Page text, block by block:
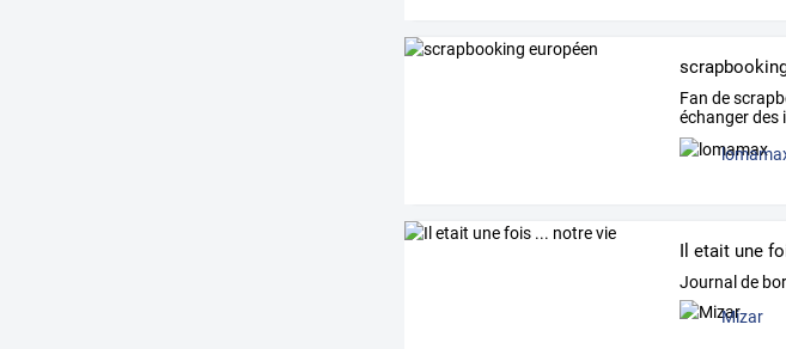
Fan de
échangerdes
commentaires,
Il etait une
Journal de
Mizar